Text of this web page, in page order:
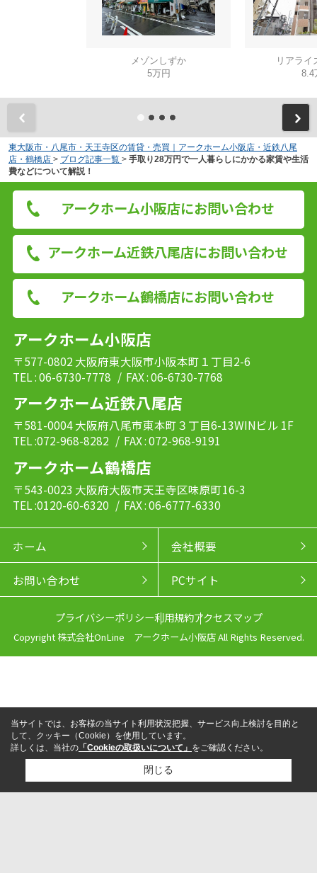
メゾンしずか
5万円
リアライ
8.4
東大阪市・八尾市・天王寺区の賃貸・売買｜アークホーム小阪店・近鉄八尾
店・鶴橋店 > ブログ記事一覧 > 手取り28万円で一人暮らしにかかる家賃や生活
費などについて解説！
アークホーム小阪店にお問い合わせ
アークホーム近鉄八尾店にお問い合わせ
アークホーム鶴橋店にお問い合わせ
アークホーム小阪店
〒577-0802 大阪府東大阪市小阪本町１丁目2-6
TEL : 06-6730-7778 / FAX : 06-6730-7768
アークホーム近鉄八尾店
〒581-0004 大阪府八尾市東本町３丁目6-13WINビル 1F
TEL :072-968-8282 / FAX : 072-968-9191
アークホーム鶴橋店
〒543-0023 大阪府大阪市天王寺区味原町16-3
TEL :0120-60-6320 / FAX : 06-6777-6330
ホーム 会社概要
お問い合わせ PCサイト
プライバシーポリシー利用規約アクセスマップ
Copyright 株式会社OnLine アークホーム小阪店 All Rights Reserved.
LINEからお問い合わせ
当サイトでは、お客様の当サイト利用状況把握、サービス向上検討を目的と
して、クッキー（Cookie）を使用しています。
詳しくは、当社の 「Cookieの取扱いについて」 をご確認ください。
閉じる